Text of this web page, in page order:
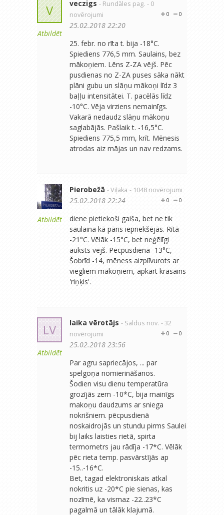
V
Atbildēt
veczigs - Rundāles pag. - 0
novērojumi
0
0
25.02.2018 22:20
25. febr. no rīta t. bija -18°C.
Spiediens 776,5 mm. Saulains, bez
mākoņiem. Lēns Z-ZA vējš. Pēc
pusdienas no Z-ZA puses sāka nākt
plāni gubu un slāņu mākoņi līdz 3
baļļu intensitātei. T. pacēlās līdz
-10°C. Vēja virziens nemainīgs.
Vakarā nedaudz slāņu mākoņu
saglabājās. Pašlaik t. -16,5°C.
Spiediens 775,5 mm, krīt. Mēnesis
atrodas aiz mājas un nav redzams.
Atbildēt
Pierobežā - Viļaka - 1048 novērojumi
0
0
25.02.2018 22:24
diene pietiekoši gaiša, bet ne tik
saulaina kā pāris iepriekšējās. Rītā
-21°C. Vēlāk -15°C, bet neģēlīgi
auksts vējš. Pēcpusdienā -13°C,
Šobrīd -14, mēness aizplīvurots ar
viegliem mākoņiem, apkārt krāsains
'riņķis'.
LV
Atbildēt
laika vērotājs - Saldus nov. - 32
novērojumi
0
0
25.02.2018 23:56
Par agru sapriecājos, ... par
spelgoņa nomierināšanos.
Šodien visu dienu temperatūra
grozījās zem -10*C, bija mainīgs
makoņu daudzums ar sniega
nokrišniem. pēcpusdienā
noskaidrojās un stundu pirms Saulei
bij laiks laisties rietā, spirta
termometrs jau rādīja -17*C. Vēlāk
pēc rieta temp. pasvārstījās ap
-15..-16*C.
Bet, tagad elektroniskais atkal
nokritis uz -20*C pie sienas, kas
nozīmē, ka vismaz -22..23*C
pagalmā un tālāk klajumā.